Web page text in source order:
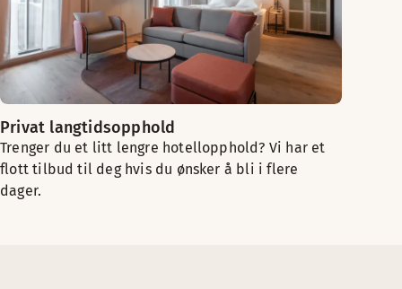
Privat langtidsopphold
Trenger du et litt lengre hotellopphold? Vi har et
flott tilbud til deg hvis du ønsker å bli i flere
dager.